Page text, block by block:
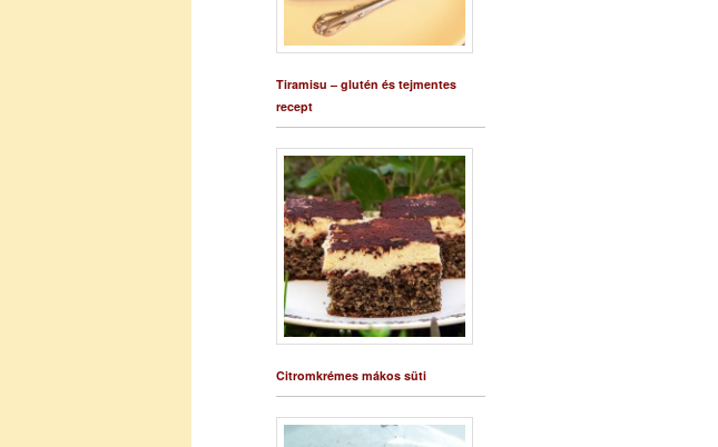
Tiramisu – glutén és tejmentes
recept
Citromkrémes mákos süti